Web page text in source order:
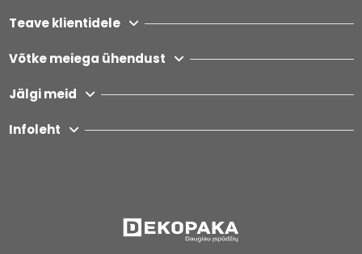
Teave klientidele
Võtke meiega ühendust
Jälgi meid
Infoleht